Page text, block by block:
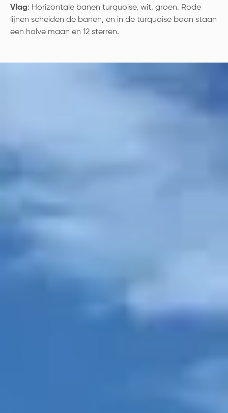
Vlag: Horizontale banen turquoise, wit, groen. Rode
lijnen scheiden de banen, en in de turquoise baan staan
een halve maan en 12 sterren.